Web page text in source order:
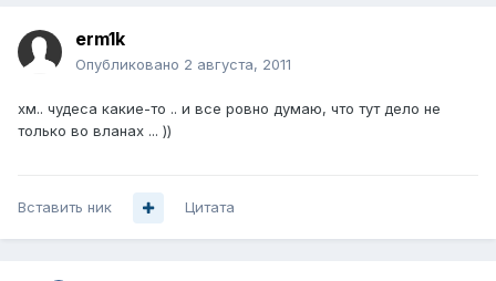
erm1k
Опубликовано 2 августа, 2011
хм.. чудеса какие-то .. и все ровно думаю, что тут дело не
только во вланах ... ))
Вставить ник Цитата